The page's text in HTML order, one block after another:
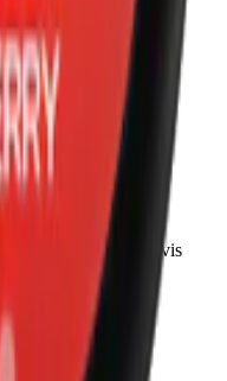
Vi svarar vanligtvis